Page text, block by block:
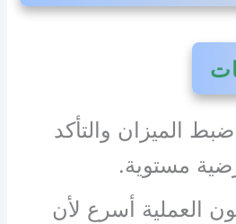
الميزان والتأكد
مستوية.
العملية أسرع لأن